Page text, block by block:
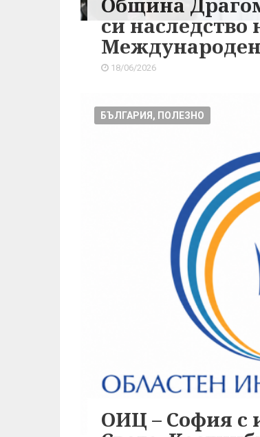
си
18/06/2026
БЪЛГАРИЯ, ПОЛЕЗНО
ОИЦ – София с